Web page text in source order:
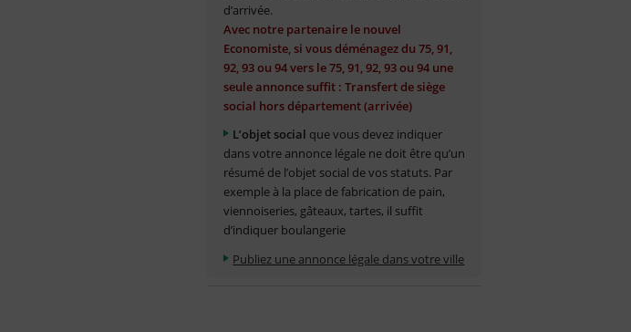
d’arrivée.
Avec notre partenaire le nouvel
Economiste, si vous déménagez du 75, 91,
92, 93 ou 94 vers le 75, 91, 92, 93 ou 94 une
seule annonce suffit : Transfert de siège
social hors département (arrivée)
L’objet social que vous devez indiquer
dans votre annonce légale ne doit être qu’un
résumé de l’objet social de vos statuts. Par
exemple à la place de fabrication de pain,
viennoiseries, gâteaux, tartes, il suffit
d’indiquer boulangerie
Publiez une annonce légale dans votre ville